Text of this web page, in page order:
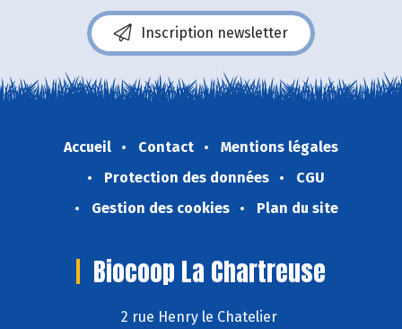
Inscription newsletter
Accueil Contact
Mentions légales
Protection des données
CGU
Gestion des cookies
Plan du site
Biocoop La Chartreuse
2 rue Henry le Chatelier